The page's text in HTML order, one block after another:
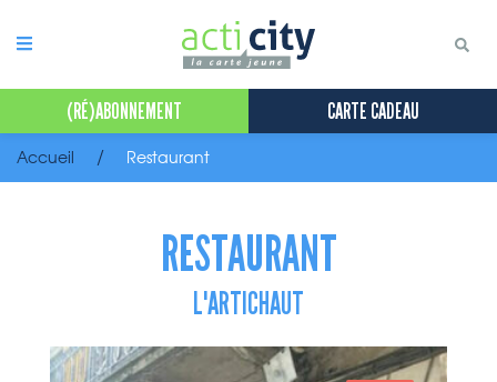
(RÉ)ABONNEMENT CARTE CADEAU
Accueil Restaurant
RESTAURANT
L'ARTICHAUT